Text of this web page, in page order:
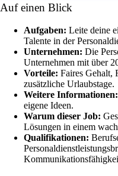
Auf einen Blick
Aufgaben: Leite deine
Talente in der
Unternehmen: Die
Unternehmen mit über
Vorteile: Faires Gehalt,
zusätzliche Urlaubstage.
Weitere Informationen:
eigene Ideen.
Warum dieser Job:
Lösungen in einem
Qualifikationen: